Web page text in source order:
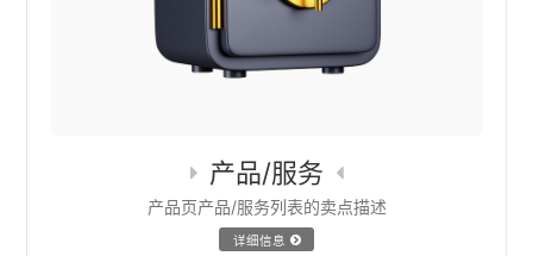
产品/服务
产品页产品/服务列表的卖点描述
详细信息